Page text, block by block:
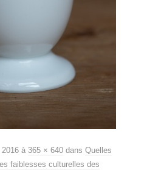
à 365 × 640 dans Quelles
faiblesses culturelles des